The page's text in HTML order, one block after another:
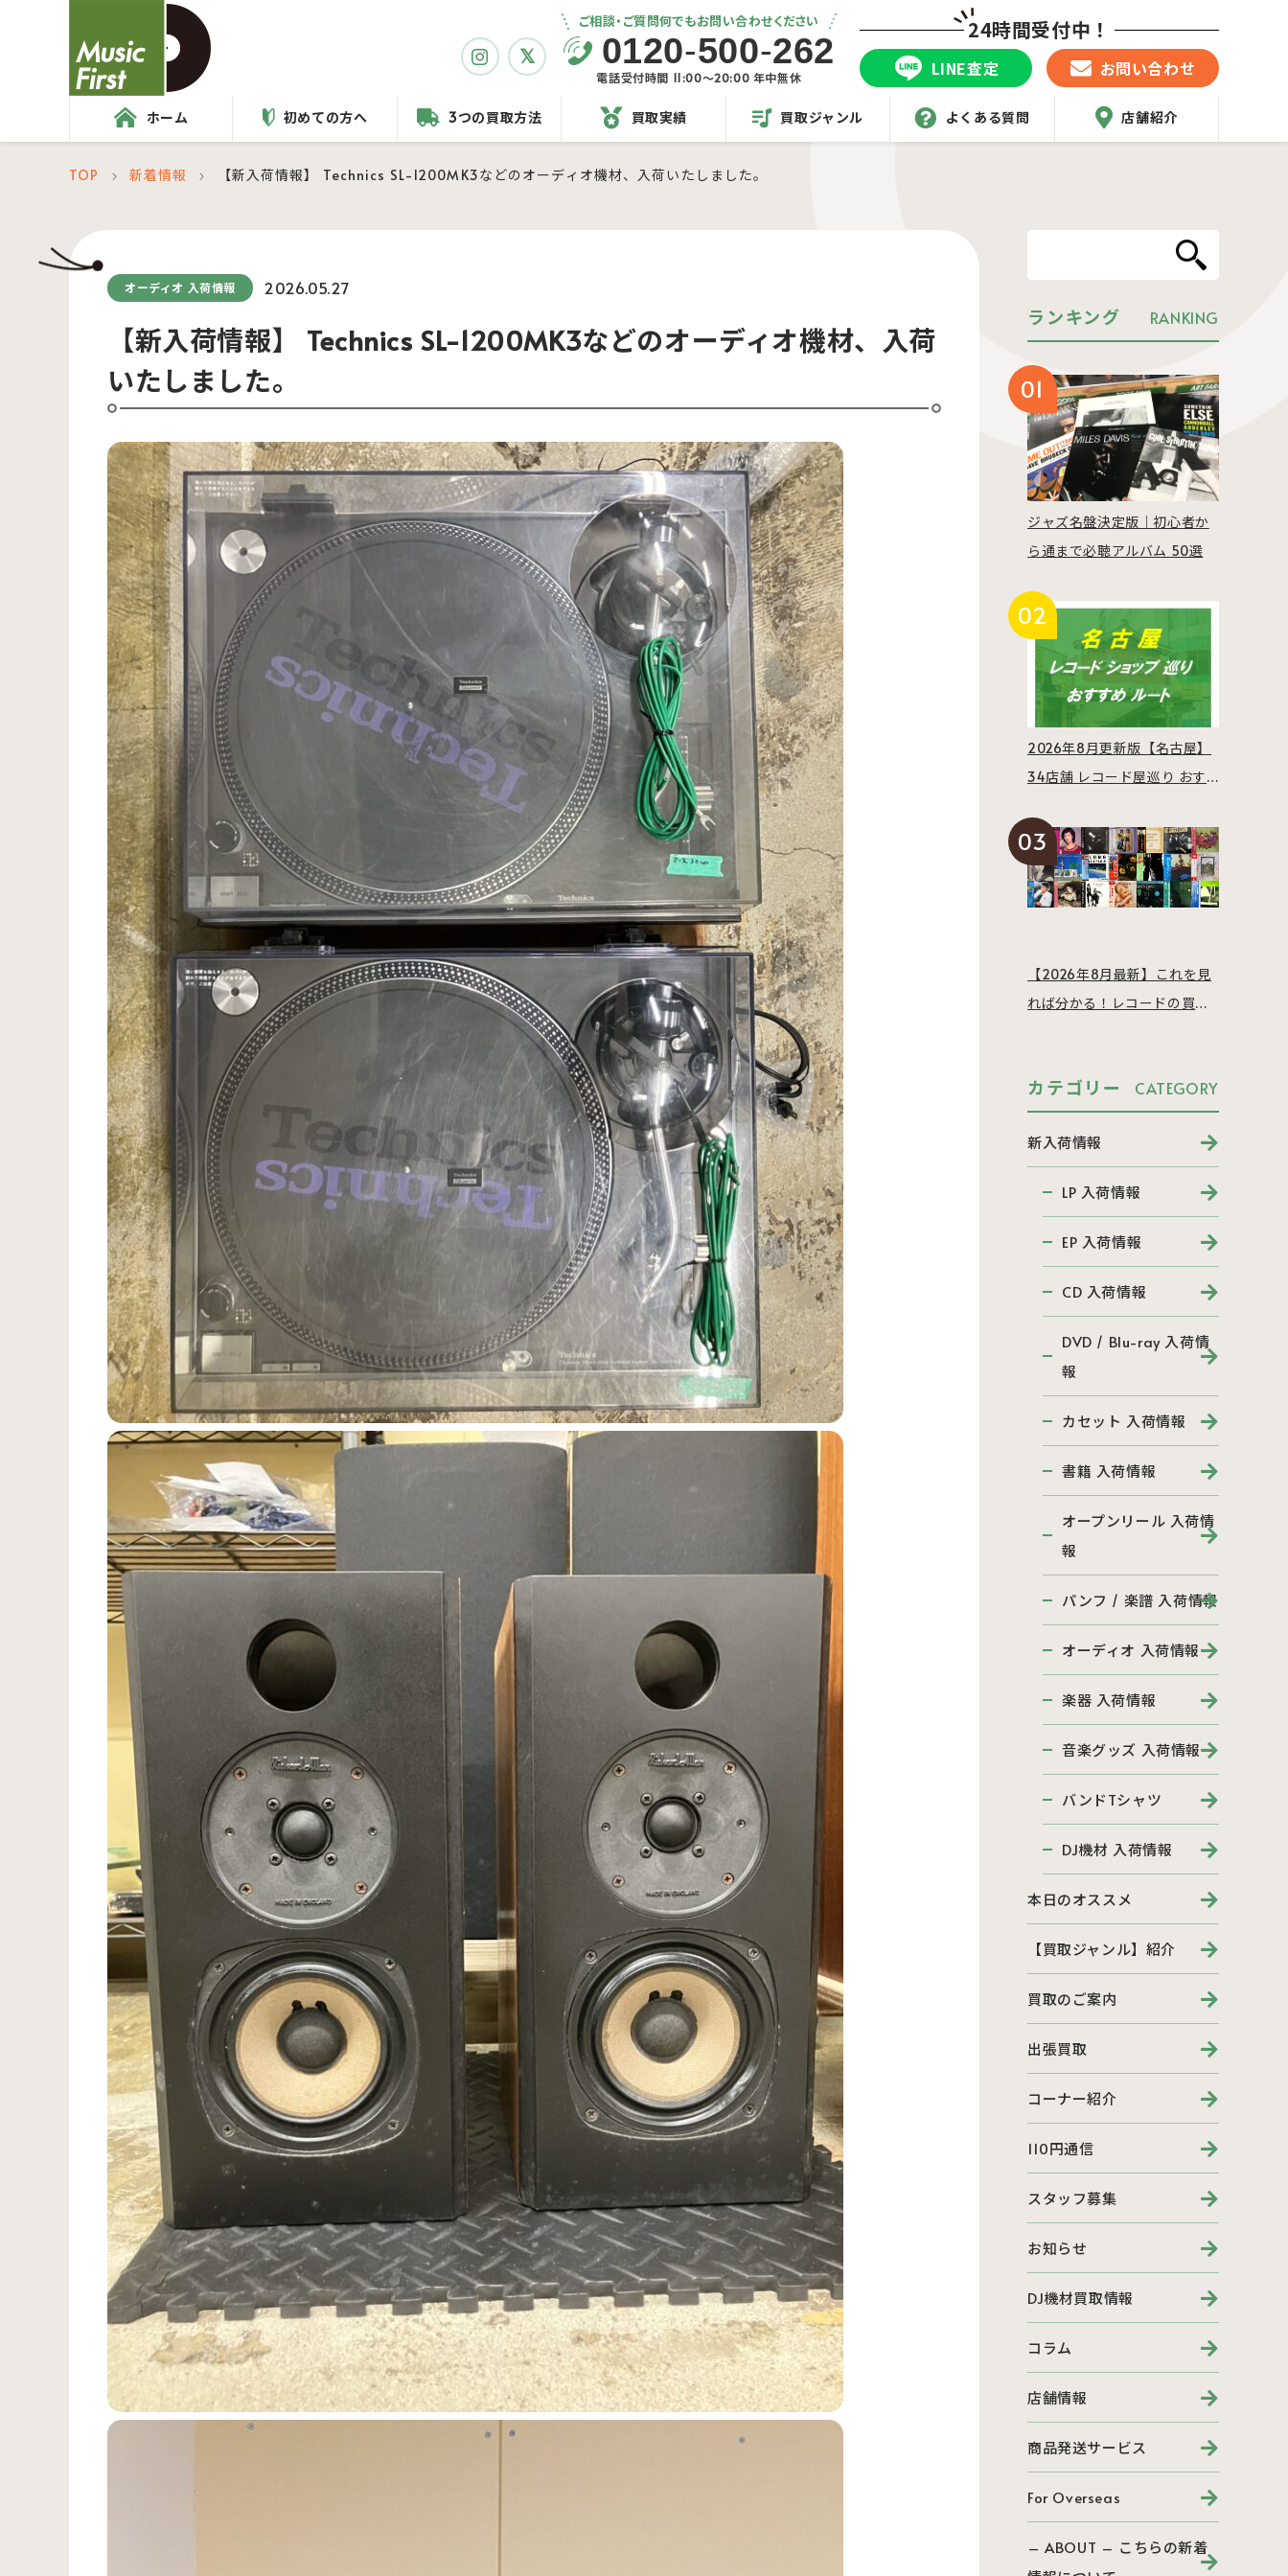
ホーム 初めての方へ 3つの買取方法 買取実績 買取ジャンル よくある質問 店舗紹介
ご相談・ご質問何でもお問い合わせください
0120-500-262
電話受付時間 11:00〜20:00 年中無休
24時間受付中！
LINE査定 お問い合わせ
TOP ＞ 新着情報 ＞ 【新入荷情報】 Technics SL-1200MK3などのオーディオ機材、入荷いたしました。
オーディオ 入荷情報 2026.05.27
【新入荷情報】 Technics SL-1200MK3などのオーディオ機材、入荷
いたしました。
ランキング RANKING
ジャズ名盤決定版｜初心者か
ら通まで必聴アルバム 50選
2026年8月更新版【名古屋】
34店舗 レコード屋巡り おす
【2026年8月最新】これを見
れば分かる！レコードの買取
カテゴリー CATEGORY
新入荷情報
LP 入荷情報
EP 入荷情報
CD 入荷情報
DVD / Blu-ray 入荷情
報
カセット 入荷情報
書籍 入荷情報
オープンリール 入荷情
報
パンフ / 楽譜 入荷情報
オーディオ 入荷情報
楽器 入荷情報
音楽グッズ 入荷情報
バンドTシャツ
DJ機材 入荷情報
本日のオススメ
【買取ジャンル】紹介
買取のご案内
出張買取
コーナー紹介
110円通信
スタッフ募集
お知らせ
DJ機材買取情報
コラム
店舗情報
商品発送サービス
For Overseas
– ABOUT – こちらの新着